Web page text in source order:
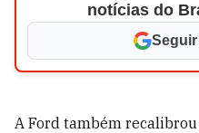
notícias do
A Ford também